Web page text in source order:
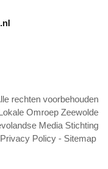
Alle rechten voorbehouden
Omroep Zeewolde
Media Stichting
Privacy Policy - Sitemap